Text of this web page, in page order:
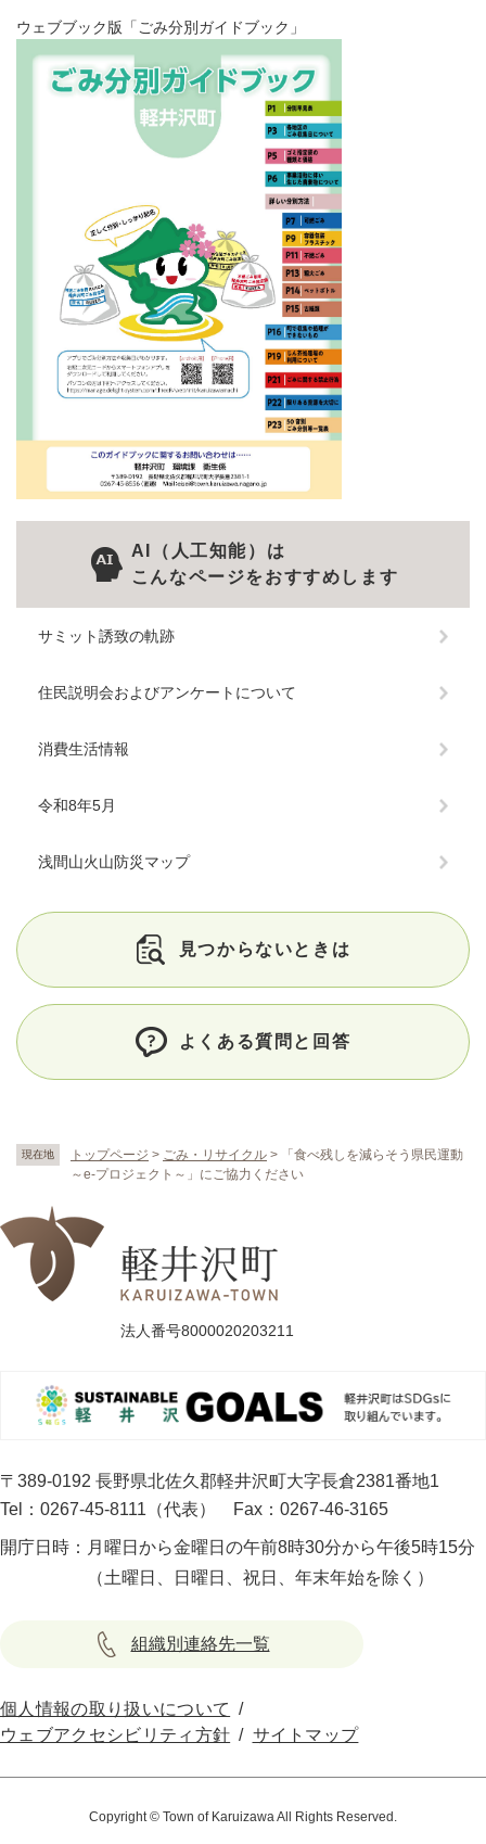
現在地 トップページ > ごみ・リサイクル >
「食べ残しを減らそう県民運動
～e-プロジェクト～」にご協力ください
ウェブブック版「ごみ分別ガイドブック」
AI（人工知能）は
こんなページをおすすめします
サミット誘致の軌跡
住民説明会およびアンケートについて
消費生活情報
令和8年5月
浅間山火山防災マップ
見つからないときは
よくある質問と回答
法人番号8000020203211
〒389-0192 長野県北佐久郡軽井沢町大字長倉2381番地1
Tel：0267-45-8111（代表）
Fax：0267-46-3165
開庁日時： 月曜日から金曜日の午前8時30分から午後5時15分
（土曜日、日曜日、祝日、年末年始を除く）
組織別連絡先一覧
個人情報の取り扱いについて
ウェブアクセシビリティ方針
サイトマップ
Copyright © Town of Karuizawa All Rights Reserved.